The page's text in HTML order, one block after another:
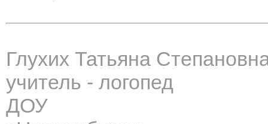
Глухих Татьяна
учитель - логопед
ДОУ